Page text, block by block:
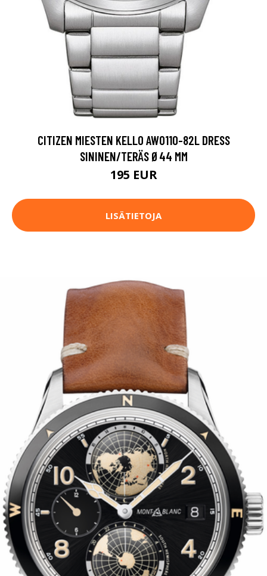
CITIZEN MIESTEN KELLO AW0110-82L DRESS
SININEN/TERÄS Ø44 MM
195 EUR
LISÄTIETOJA